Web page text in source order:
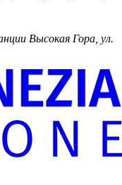
Высокая Гора, ул.